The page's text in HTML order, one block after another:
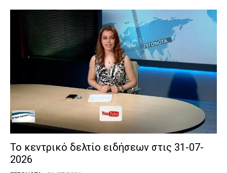
Το κεντρικό δελτίο ειδήσεων στις 31-07-
2026